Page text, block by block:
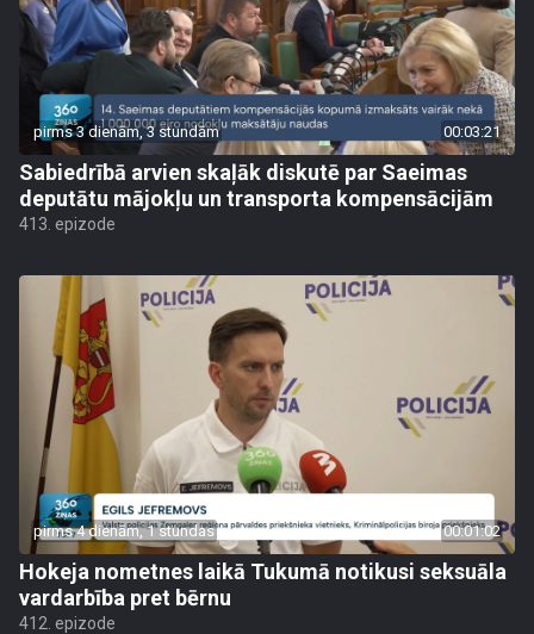
pirms 3 dienām, 3 stundām 00:03:21
Sabiedrībā arvien skaļāk diskutē par Saeimas
deputātu mājokļu un transporta kompensācijām
413. epizode
pirms 4 dienām, 1 stundas 00:01:02
Hokeja nometnes laikā Tukumā notikusi seksuāla
vardarbība pret bērnu
412. epizode